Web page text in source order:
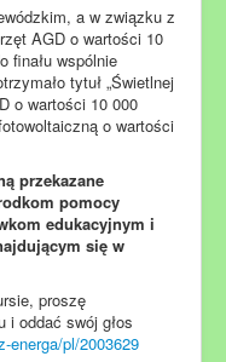
a w związku z
AGD o wartości 10
finału wspólnie
tytuł „Świetlnej
o wartości 10 000
o wartości
przekazane
pomocy
edukacyjnym i
się w
proszę
i oddać swój głos
energa/pl/2003629